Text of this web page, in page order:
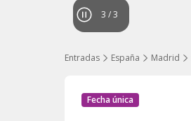
1 /3
Entradas España Madrid
Fecha única